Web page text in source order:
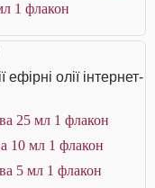
1 флакон
олії інтернет-
25 мл 1 флакон
10 мл 1 флакон
5 мл 1 флакон